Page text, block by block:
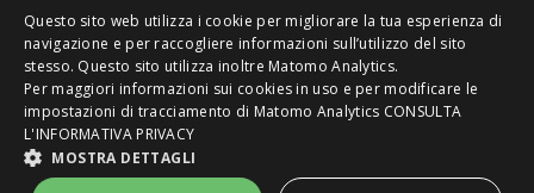
2016-2020 ® Copyright Miki Let's Go. È vietata la riproduzione anche
parziale di testi, immagini e video con qualsiasi mezzo senza preventiva
Un blog creato e ideato da Michela Allegro -
Powered by
Questo sito web utilizza i cookie per migliorare la tua esperienza di
navigazione e per raccogliere informazioni sull’utilizzo del sito
stesso. Questo sito utilizza inoltre Matomo Analytics.
Per maggiori informazioni sui cookies in uso e per modificare le
impostazioni di tracciamento di Matomo Analytics CONSULTA
L'INFORMATIVA PRIVACY
MOSTRA DETTAGLI